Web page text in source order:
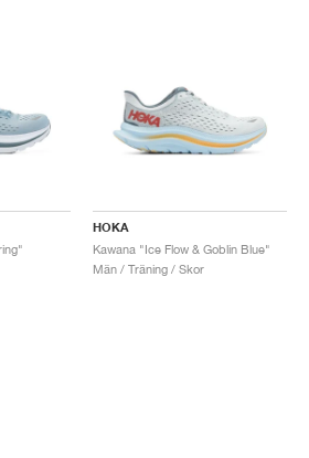
HOKA
Kawana "Ice Flow & Goblin Blue"
Män / Träning / Skor